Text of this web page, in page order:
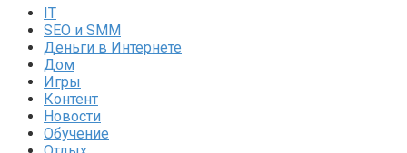
IT
SEO и SMM
Деньги в Интернете
Дом
Игры
Контент
Новости
Обучение